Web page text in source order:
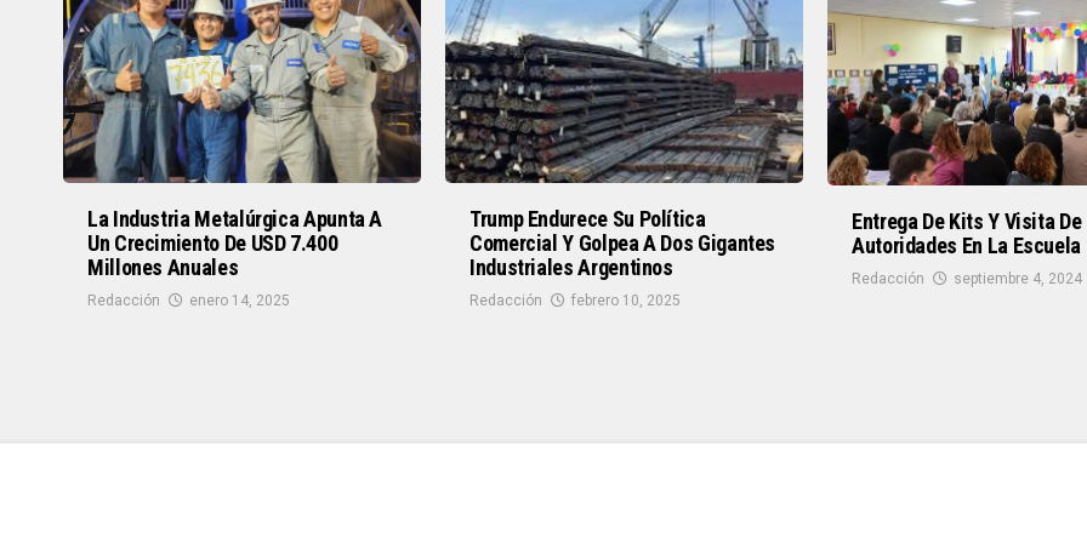
La Industria Metalúrgica Apunta A
Un Crecimiento De USD 7.400
Millones Anuales
Redacción enero 14, 2025
Trump Endurece Su Política
Comercial Y Golpea A Dos Gigantes
Industriales Argentinos
Redacción febrero 10, 2025
Entrega De Kits Y Visita De
Autoridades En La Escuela
Redacción septiembre 4, 2024